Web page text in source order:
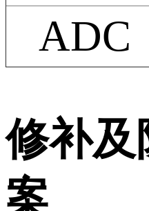
ADC
修补及
案